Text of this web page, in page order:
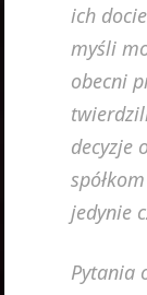
ich
myśli
obecni
decyzje
jedynie
Pytania